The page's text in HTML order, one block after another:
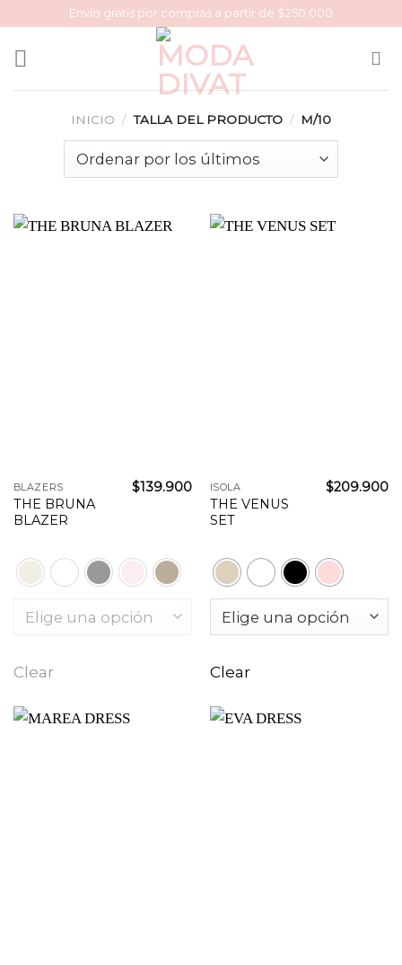
Envío gratis por compras a partir de $250.000
INICIO / TALLA DEL PRODUCTO / M/10
BLAZERS
THE BRUNA
BLAZER
$139.900
Clear
ISOLA
THE VENUS
SET
$209.900
Clear